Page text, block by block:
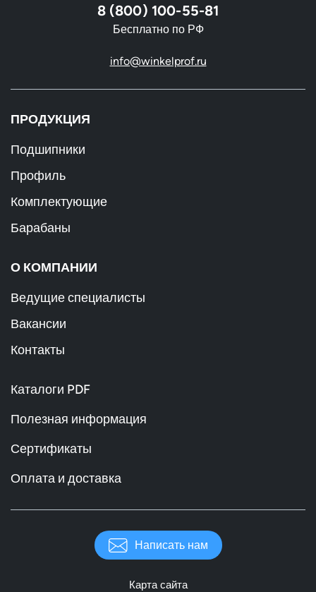
8 (800) 100-55-81
Бесплатно по РФ
info@winkelprof.ru
ПРОДУКЦИЯ
Подшипники
Профиль
Комплектующие
Барабаны
О КОМПАНИИ
Ведущие специалисты
Вакансии
Контакты
Каталоги PDF
Полезная информация
Сертификаты
Оплата и доставка
Написать нам
Карта сайта